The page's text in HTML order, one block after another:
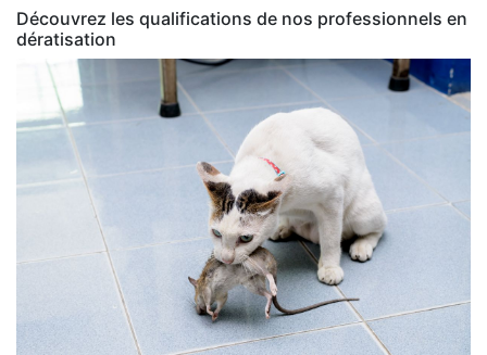
Découvrez les qualifications de nos professionnels en
dératisation